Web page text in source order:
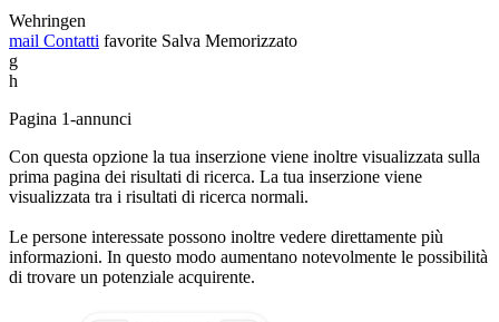
Wehringen
mail Contatti favorite Salva Memorizzato
g
h
Pagina 1-annunci
Con questa opzione la tua inserzione viene inoltre visualizzata sulla
prima pagina dei risultati di ricerca. La tua inserzione viene
visualizzata tra i risultati di ricerca normali.
Le persone interessate possono inoltre vedere direttamente più
informazioni. In questo modo aumentano notevolmente le possibilità
di trovare un potenziale acquirente.